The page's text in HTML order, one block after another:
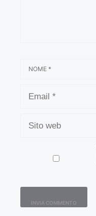
WEB